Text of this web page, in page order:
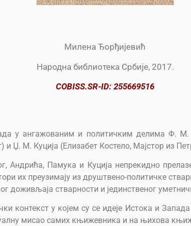
Милена Ђорђијевић
Народна библиотека Србије, 2017.
COBISS.SR-ID: 255669516
у ангажованим и политичким делима Ф.
Џ. М. Куција (Елизабет Костело, Мајстор из
Андрића, Памука и Куција непрекидно
их преузимају из друштвено-политичке
доживљаја стварности и јединственог
контекст у којем су се идеје Истока и
мисао самих књижевника и на њихова